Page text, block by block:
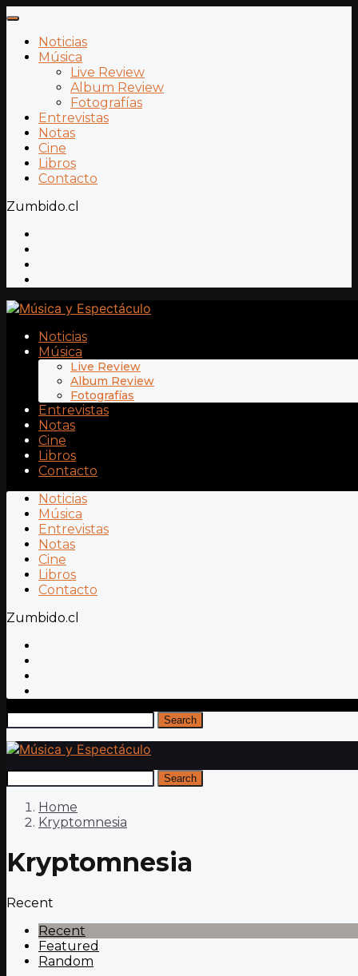
Noticias
Música
Live Review
Album Review
Fotografías
Entrevistas
Notas
Cine
Libros
Contacto
Zumbido.cl
Noticias
Música
Live Review
Album Review
Fotografías
Entrevistas
Notas
Cine
Libros
Contacto
Noticias
Música
Entrevistas
Notas
Cine
Libros
Contacto
Zumbido.cl
Search
Search
Home
Kryptomnesia
Kryptomnesia
Recent
Recent
Featured
Random